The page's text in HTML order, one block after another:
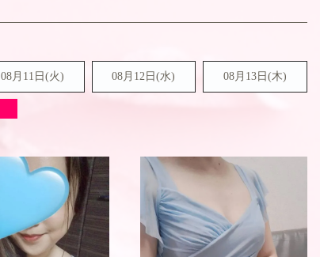
08月11日(火) 08月12日(水) 08月13日(木)